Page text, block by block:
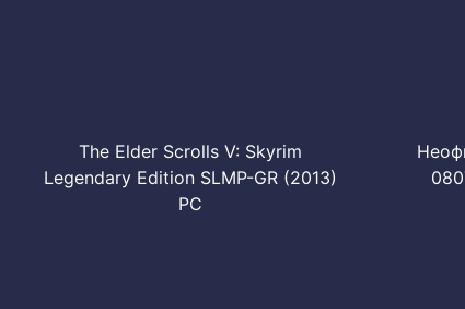
The Elder Scrolls V: Skyrim
Legendary Edition SLMP-GR (2013)
PC